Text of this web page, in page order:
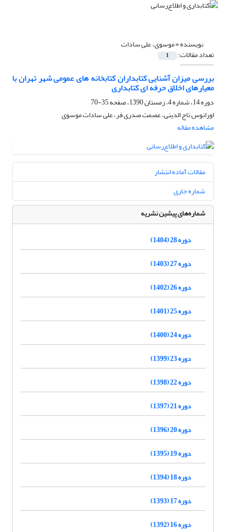
نویسنده =موسوی، علی سادات
تعداد مقالات: 1
بررسی میزان آشنایی کتابداران کتابخانه های عمومی شهر تهران با
معیارهای اخلاق حرفه ای کتابداری
دوره 14، شماره 4، زمستان 1390، صفحه
35-70
اورانوس تاج الدینی، عصمت صدری فر، علی سادات موسوی
مشاهده مقاله
مقالات آماده انتشار
شماره جاری
شماره‌های پیشین نشریه
دوره 28 (1404)
دوره 27 (1403)
دوره 26 (1402)
دوره 25 (1401)
دوره 24 (1400)
دوره 23 (1399)
دوره 22 (1398)
دوره 21 (1397)
دوره 20 (1396)
دوره 19 (1395)
دوره 18 (1394)
دوره 17 (1393)
دوره 16 (1392)